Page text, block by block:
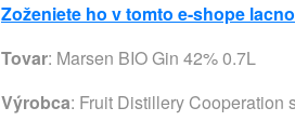
Zoženiete ho v tomto e-shope lacno
Tovar: Marsen BIO Gin 42% 0.7L
Výrobca: Fruit Distillery Cooperation